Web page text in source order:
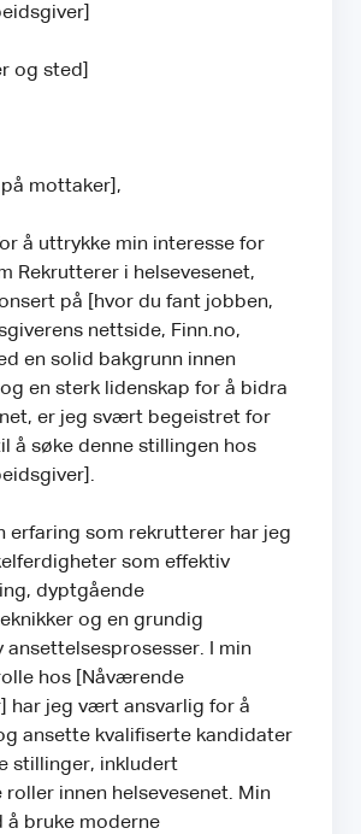
og sted]
mottaker],
å uttrykke min interesse for
Rekrutterer i helsevesenet,
på [hvor du fant jobben,
nettside, Finn.no,
en solid bakgrunn innen
en sterk lidenskap for å bidra
er jeg svært begeistret for
å søke denne stillingen hos
erfaring som rekrutterer har jeg
som effektiv
dyptgående
og en grundig
ansettelsesprosesser. I min
hos [Nåværende
har jeg vært ansvarlig for å
ansette kvalifiserte kandidater
stillinger, inkludert
roller innen helsevesenet. Min
å bruke moderne